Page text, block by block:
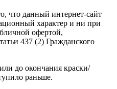
что данный интернет-сайт
характер и ни при
офертой,
437 (2) Гражданского
до окончания краски/
раньше.